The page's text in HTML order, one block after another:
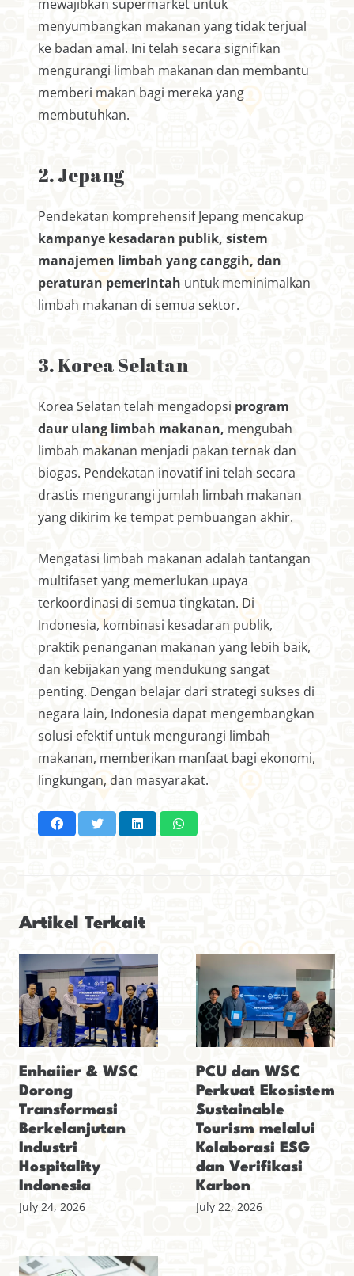
mewajibkan supermarket untuk
menyumbangkan makanan yang tidak terjual
ke badan amal. Ini telah secara signifikan
mengurangi limbah makanan dan membantu
memberi makan bagi mereka yang
membutuhkan.
2. Jepang
Pendekatan komprehensif Jepang mencakup
kampanye kesadaran publik, sistem
manajemen limbah yang canggih, dan
peraturan pemerintah untuk meminimalkan
limbah makanan di semua sektor.
3. Korea Selatan
Korea Selatan telah mengadopsi program
daur ulang limbah makanan, mengubah
limbah makanan menjadi pakan ternak dan
biogas. Pendekatan inovatif ini telah secara
drastis mengurangi jumlah limbah makanan
yang dikirim ke tempat pembuangan akhir.
Mengatasi limbah makanan adalah tantangan
multifaset yang memerlukan upaya
terkoordinasi di semua tingkatan. Di
Indonesia, kombinasi kesadaran publik,
praktik penanganan makanan yang lebih baik,
dan kebijakan yang mendukung sangat
penting. Dengan belajar dari strategi sukses di
negara lain, Indonesia dapat mengembangkan
solusi efektif untuk mengurangi limbah
makanan, memberikan manfaat bagi ekonomi,
lingkungan, dan masyarakat.
Artikel Terkait
Enhaiier & WSC
Dorong
Transformasi
Berkelanjutan
Industri
Hospitality
Indonesia
July 24, 2026
PCU dan WSC
Perkuat Ekosistem
Sustainable
Tourism melalui
Kolaborasi ESG
dan Verifikasi
Karbon
July 22, 2026